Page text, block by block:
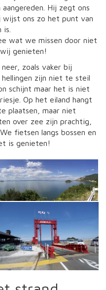
Hij zegt ons
wijst ons zo het punt van
wat we missen door niet
genieten!
zoals vaker bij
zijn niet te steil
schijnt maar het is niet
Op het eiland hangt
plaatsen, maar niet
over zee zijn prachtig,
fietsen langs bossen en
is genieten!